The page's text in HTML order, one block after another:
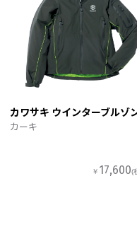
カワサキ ウインターブルゾ
カーキ
￥ 17,600(